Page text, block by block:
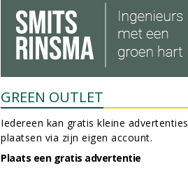
GREEN OUTLET
Iedereen kan gratis kleine advertenties
plaatsen via zijn eigen account.
Plaats een gratis advertentie